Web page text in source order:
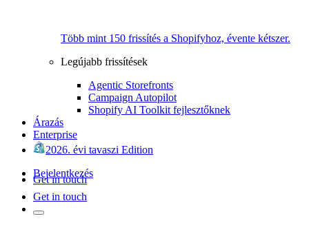
Több mint 150 frissítés a Shopifyhoz, évente kétszer.
Legújabb frissítések
Agentic Storefronts
Campaign Autopilot
Shopify AI Toolkit fejlesztőknek
Árazás
Enterprise
2026. évi tavaszi Edition
Bejelentkezés
Get in touch
Get in touch